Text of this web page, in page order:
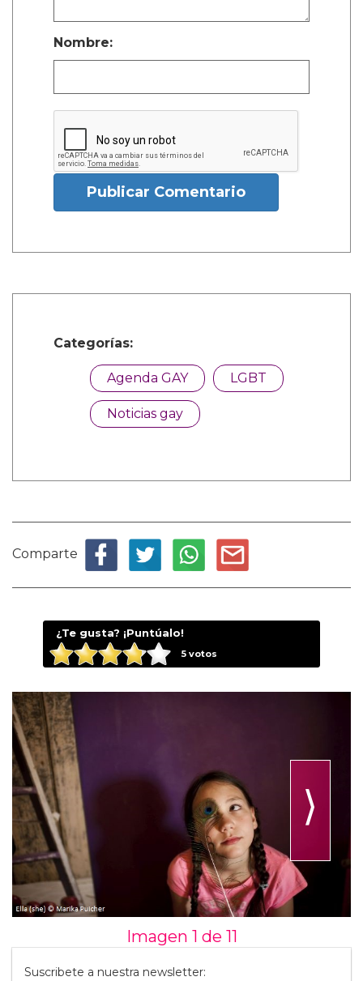
Nombre:
Publicar Comentario
Categorías:
Agenda GAY LGBT
Noticias gay
Comparte
¿Te gusta? ¡Puntúalo!
5votos
⟩
Imagen 1 de 11
Suscribete a nuestra newsletter: